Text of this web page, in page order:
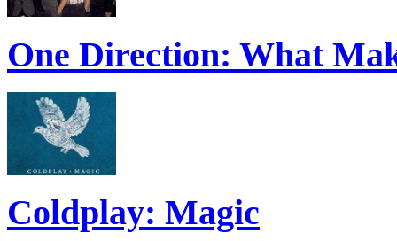
One Direction: What
Coldplay: Magic